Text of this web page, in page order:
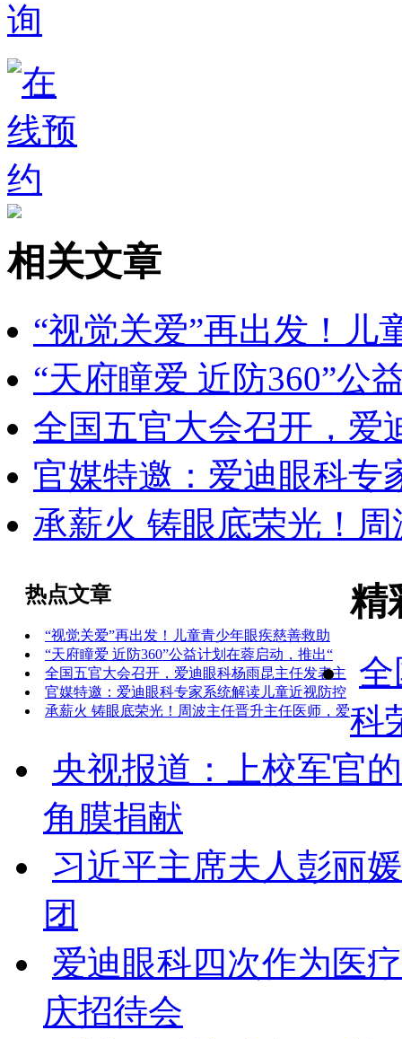
相关文章
“视觉关爱”再出发！儿
“天府瞳爱 近防360”公
全国五官大会召开，爱
官媒特邀：爱迪眼科专
承薪火 铸眼底荣光！
热点文章
“视觉关爱”再出发！儿童青少年眼疾慈善救助
“天府瞳爱 近防360”公益计划在蓉启动，推出“
全国五官大会召开，爱迪眼科杨雨昆主任发表主
官媒特邀：爱迪眼科专家系统解读儿童近视防控
承薪火 铸眼底荣光！周波主任晋升主任医师，爱
精
科
央视报道：上校军官
角膜捐献
习近平主席夫人彭丽
团
爱迪眼科四次作为医
庆招待会